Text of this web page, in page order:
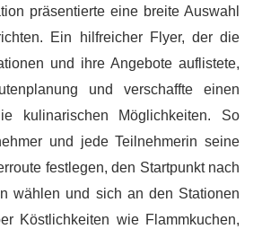
präsentierte eine breite Auswahl
Ein hilfreicher Flyer, der die
und ihre Angebote auflistete,
und verschaffte einen
kulinarischen Möglichkeiten. So
und jede Teilnehmerin seine
festlegen, den Startpunkt nach
wählen und sich an den Stationen
Köstlichkeiten wie Flammkuchen,